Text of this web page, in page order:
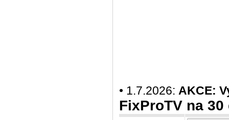
• 1.7.2026: AKCE:
FixProTV na 30